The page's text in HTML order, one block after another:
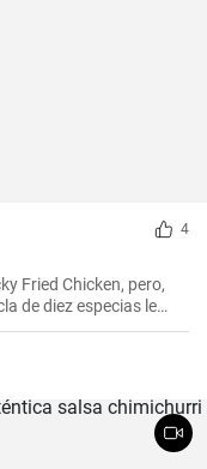
4
Fried Chicken, pero,
de diez especias le